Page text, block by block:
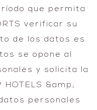
que permita
verificar su
de los datos es
se opone al
y solicita la
&amp;
personales